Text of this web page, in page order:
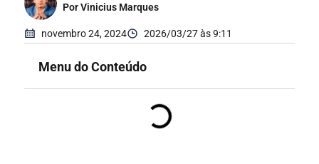
Por Vinicius Marques
novembro 24, 2024 2026/03/27 às 9:11
Menu do Conteúdo